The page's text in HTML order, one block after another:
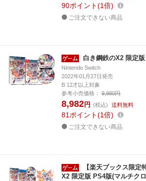
90ポイント 1倍
ご注文できない商品
白き鋼鉄のX2 限定
Nintendo Switch
2022年01月27日発売
B 12才以上対象
参考小売価格：
9,980円
8,982円 (税込) 送料無料
81 ポイント 1倍
ご注文できない商品
【楽天ブックス限
X2 限定版 PS4版(マルチク